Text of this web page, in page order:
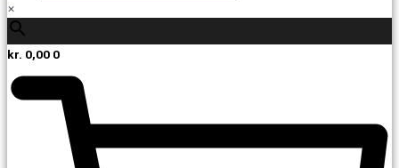
×
kr. 0,00 0